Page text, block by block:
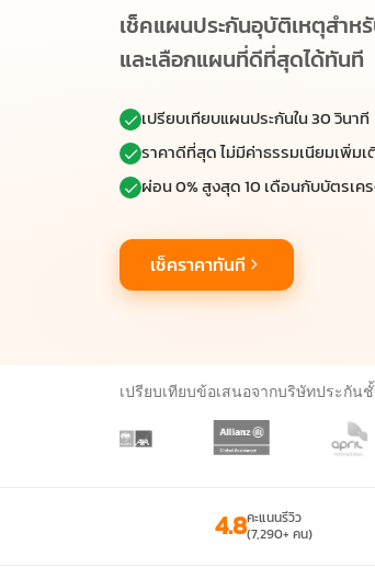
เช็คแผนประกันอุบัติเหตุสำ
และเลือกแผนที่ดีที่สุดได้ทันที
เปรียบเทียบแผนประกันใน 30 วินาที
ราคาดีที่สุด ไม่มีค่าธรรมเนียมเพิ่มเ
ผ่อน 0% สูงสุด 10 เดือนกับบัตรเค
เช็คราคาทันที
เปรียบเทียบข้อเสนอจากบริษัทประกัน
4.8คะแนนรีวิว
(7,290+ คน)